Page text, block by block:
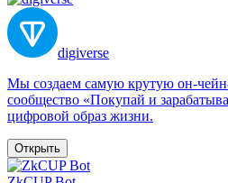
digiverse
Мы создаем самую крутую он-
сообщество «Покупай и
цифровой образ жизни.
Открыть